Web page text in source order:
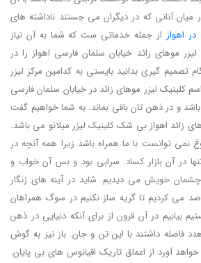
میان آنانی که در دیگران می جستند ناداشته های
در اهواز از جمله خدماتی ست که شما به آن نیاز
موهای زائد خیابان سلمان فارسی اهواز را در
تصمیم گیری بدانید بایستی به کدامین مرکز لیزر
کلینیک لیزر موهای زائد در خیابان سلمان فارسی
باشد و در ذهن تان باقی بماند. به شما خواهیم گفت
زائد اهواز بی شک کلینیک لیزر میلانو می باشد.
نمی توانست با ما همراه باشد زیرا همه آنچه در
در آن بازار کساد. سرابی بود و بس آن خواب و
خویش می دیدیم. شاید در آینه های زنگار
می کردیم تا گریه ساز نکنیم در سوگ همراهان
بیابیم در آن قرون از برای آنکه دنیایی در ذهن
فاصله داشتند با این تن و جان. باز نیز به گوش
آورد از اعماق تاریک اقیانوس های بی پایان.